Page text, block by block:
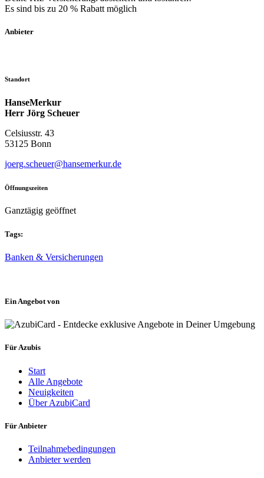
Es sind bis zu 20 % Rabatt möglich
Anbieter
Standort
HanseMerkur
Herr Jörg Scheuer
Celsiusstr. 43
53125 Bonn
joerg.scheuer@hansemerkur.de
Öffnungszeiten
Ganztägig geöffnet
Tags:
Banken & Versicherungen
Ein Angebot von
Für Azubis
Start
Alle Angebote
Neuigkeiten
Über AzubiCard
Für Anbieter
Teilnahmebedingungen
Anbieter werden